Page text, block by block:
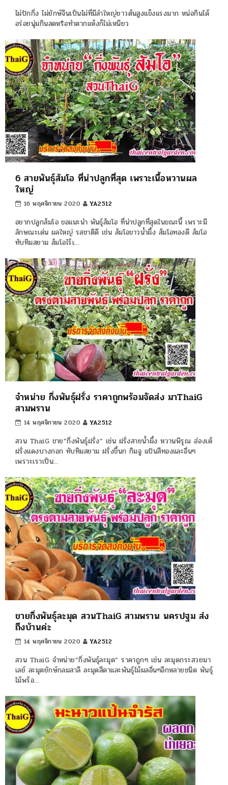
ไผ่ปักกิ่ง ไผ่ยักษ์จีนเป็นไผ่ที่มีลำใหญ่ยาวต้นสูงแข็งแรงมาก หน่อกินได้
อร่อยนุ่มกินสดหรือทำตากแห้งก็ไม่เหนียว
6 สายพันธุ์ส้มโอ ที่น่าปลูกที่สุด เพราะเนื้อหวานผล
ใหญ่
16 พฤศจิกายน 2020 YA2512
อยากปลูกส้มโอ ขอแนะนำ พันธุ์ส้มโอ ที่น่าปลูกที่สุดในขณะนี้ เพราะมี
ลักษณะเด่น ผลใหญ่ รสชาติดี เช่น ส้มโอขาวน้ำผึ้ง ส้มโอทองดี ส้มโอ
ทับทิมสยาม ส้มโอไร้เ…
จำหน่าย กิ่งพันธุ์ฝรั่ง ราคาถูกพร้อมจัดส่ง มาThaiG
สามพราน
14 พฤศจิกายน 2020 YA2512
สวน ThaiG ขาย”กิ่งพันธุ์ฝรั่ง” เช่น ฝรั่งสายน้ำผึ้ง หวานพิรุณ ฮ่องเต้
ฝรั่งแดงบางกอก ทับทิมสยาม ฝรั่งขี้นก กิมจู แป้นสีทองและอื่นๆ
เพราะเราเป็น…
ขายกิ่งพันธุ์ละมุด สวนThaiG สามพราน นครปฐม ส่ง
ถึงบ้านค่ะ
14 พฤศจิกายน 2020 YA2512
สวน ThaiG จำหน่าย”กิ่งพันธุ์ละมุด” ราคาถูกๆ เช่น ละมุดกระสวยมา
เลย์ ละมุดยักษ์กลมสาลี ละมุดสีดาและพันธุ์ไม้ผลอื่นๆอีกหลายชนิด พันธุ์
ไม้พร้อ…